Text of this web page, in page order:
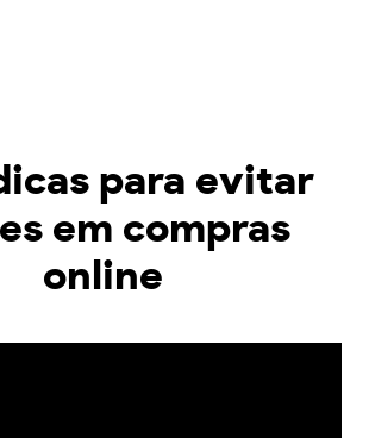
para evitar
em compras
online